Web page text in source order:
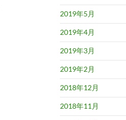
2019年5月
2019年4月
2019年3月
2019年2月
2018年12月
2018年11月